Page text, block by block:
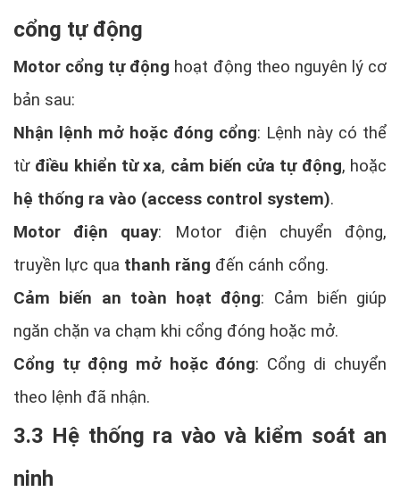
cổng tự động
Motor cổng tự động hoạt động theo nguyên lý cơ
bản sau:
Nhận lệnh mở hoặc đóng cổng: Lệnh này có thể
từ điều khiển từ xa, cảm biến cửa tự động, hoặc
hệ thống ra vào (access control system).
Motor điện quay: Motor điện chuyển động,
truyền lực qua thanh răng đến cánh cổng.
Cảm biến an toàn hoạt động: Cảm biến giúp
ngăn chặn va chạm khi cổng đóng hoặc mở.
Cổng tự động mở hoặc đóng: Cổng di chuyển
theo lệnh đã nhận.
3.3 Hệ thống ra vào và kiểm soát an
ninh